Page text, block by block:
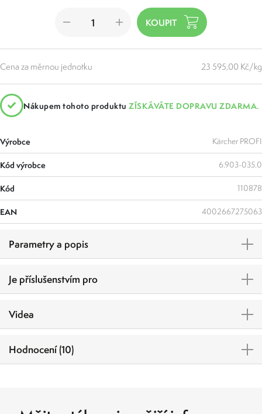
Cena za měrnou jednotku 23 595,00 Kč/kg
Nákupem tohoto produktu ZÍSKÁVÁTE DOPRAVU ZDARMA.
Výrobce Kärcher PROFI
Kód výrobce 6.903-035.0
Kód 110878
EAN 4002667275063
Parametry a popis
Je příslušenstvím pro
Videa
Hodnocení (10)